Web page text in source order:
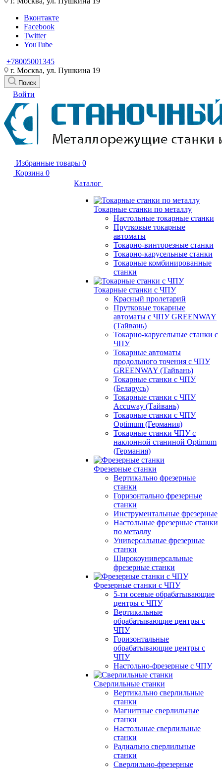
Вконтакте
Facebook
Twitter
YouTube
+78005001345
г. Москва, ул. Пушкина 19
Поиск
Войти
Избранные товары 0
Корзина 0
Каталог
Токарные станки по металлу
Настольные токарные станки
Прутковые токарные
автоматы
Токарно-винторезные станки
Токарно-карусельные станки
Токарные комбинированные
станки
Токарные станки с ЧПУ
Красный пролетарий
Прутковые токарные
автоматы с ЧПУ GREENWAY
(Тайвань)
Токарно-карусельные станки с
ЧПУ
Токарные автоматы
продольного точения с ЧПУ
GREENWAY (Тайвань)
Токарные станки с ЧПУ
(Беларусь)
Токарные станки с ЧПУ
Accuway (Тайвань)
Токарные станки с ЧПУ
Optimum (Германия)
Токарные станки ЧПУ с
наклонной станиной Optimum
(Германия)
Фрезерные станки
Вертикально фрезерные
станки
Горизонтально фрезерные
станки
Инструментальные фрезерные
Настольные фрезерные станки
по металлу
Универсальные фрезерные
станки
Широкоуниверсальные
фрезерные станки
Фрезерные станки с ЧПУ
5-ти осевые обрабатывающие
центры с ЧПУ
Вертикальные
обрабатывающие центры с
ЧПУ
Горизонтальные
обрабатывающие центры с
ЧПУ
Настольно-фрезерные с ЧПУ
Сверлильные станки
Вертикально сверлильные
станки
Магнитные сверлильные
станки
Настольные сверлильные
станки
Радиально сверлильные
станки
Сверлильно-фрезерные